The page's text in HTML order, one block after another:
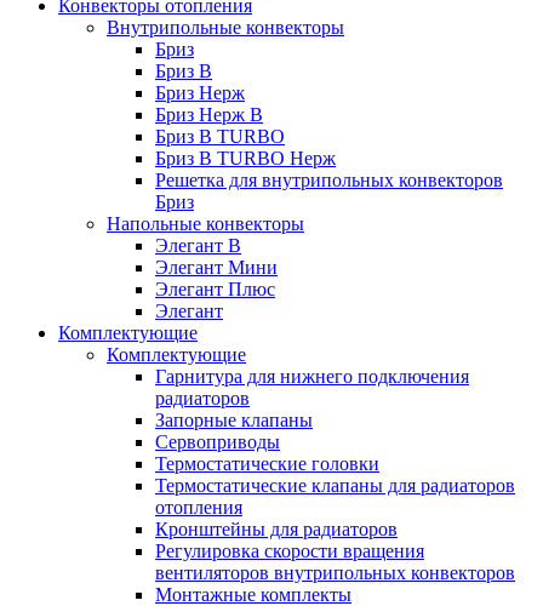
Конвекторы отопления
Внутрипольные конвекторы
Бриз
Бриз В
Бриз Нерж
Бриз Нерж В
Бриз В TURBO
Бриз В TURBO Нерж
Решетка для внутрипольных конвекторов
Бриз
Напольные конвекторы
Элегант В
Элегант Мини
Элегант Плюс
Элегант
Комплектующие
Комплектующие
Гарнитура для нижнего подключения
радиаторов
Запорные клапаны
Сервоприводы
Термостатические головки
Термостатические клапаны для радиаторов
отопления
Кронштейны для радиаторов
Регулировка скорости вращения
вентиляторов внутрипольных конвекторов
Монтажные комплекты